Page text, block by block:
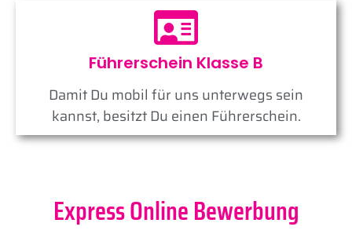
Führerschein Klasse B
Damit Du mobil für uns unterwegs sein
kannst, besitzt Du einen Führerschein.
Express Online Bewerbung